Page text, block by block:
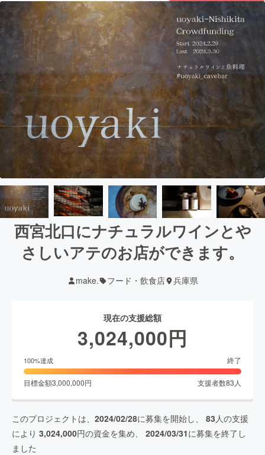
西宮北口にナチュラルワインとや
さしいアテのお店ができます。
make. フード・飲食店 兵庫県
現在の支援総額
3,024,000円
100%達成 終了
目標金額3,000,000円 支援者数83人
このプロジェクトは、 2024/02/28に募集を開始し、 83人の支援
により 3,024,000円の資金を集め、 2024/03/31に募集を終了し
ました